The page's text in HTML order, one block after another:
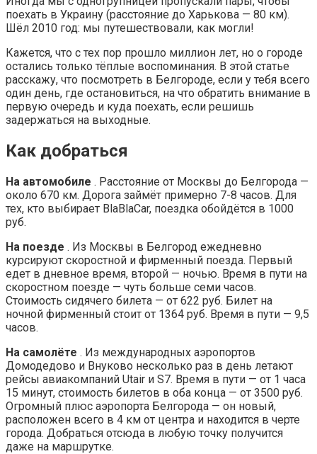
поехать в Украину (расстояние до Харькова — 80 км).
Шёл 2010 год: мы путешествовали, как могли!
Кажется, что с тех пор прошло миллион лет, но о городе
остались только тёплые воспоминания. В этой статье
расскажу, что посмотреть в Белгороде, если у тебя всего
один день, где остановиться, на что обратить внимание в
первую очередь и куда поехать, если решишь
задержаться на выходные.
Как добраться
На автомобиле . Расстояние от Москвы до Белгорода —
около 670 км. Дорога займёт примерно 7-8 часов. Для
тех, кто выбирает BlaBlaCar, поездка обойдётся в 1000
руб.
На поезде . Из Москвы в Белгород ежедневно
курсируют скоростной и фирменный поезда. Первый
едет в дневное время, второй — ночью. Время в пути на
скоростном поезде — чуть больше семи часов.
Стоимость сидячего билета — от 622 руб. Билет на
ночной фирменный стоит от 1364 руб. Время в пути — 9,5
часов.
На самолёте . Из международных аэропортов
Домодедово и Внуково несколько раз в день летают
рейсы авиакомпаний Utair и S7. Время в пути — от 1 часа
15 минут, стоимость билетов в оба конца — от 3500 руб.
Огромный плюс аэропорта Белгорода — он новый,
расположен всего в 4 км от центра и находится в черте
города. Добраться отсюда в любую точку получится
даже на маршрутке.